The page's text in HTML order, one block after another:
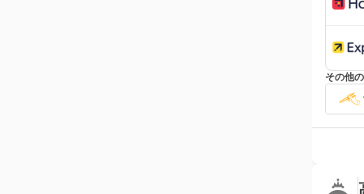
その他